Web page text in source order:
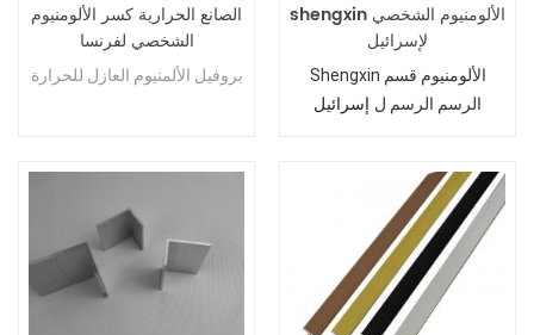
الصانع الحرارية كسر الألومنيوم
الشخصي لفرنسا
بروفيل الألمنيوم العازل للحرارة
shengxin الألومنيوم الشخصي
لإسرائيل
Shengxin الألومنيوم قسم
الرسم الرسم ل إسرائيل